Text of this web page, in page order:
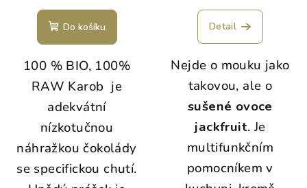
Do košíku
100 % BIO, 100%
RAW Karob je
adekvátní
nízkotučnou
náhražkou čokolády
se specifickou chutí.
Detail
Nejde o mouku jako
takovou, ale o
sušené ovoce
jackfruit. Je
multifunkčním
pomocníkem v